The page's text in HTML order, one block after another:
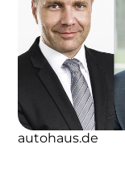
autohaus.de